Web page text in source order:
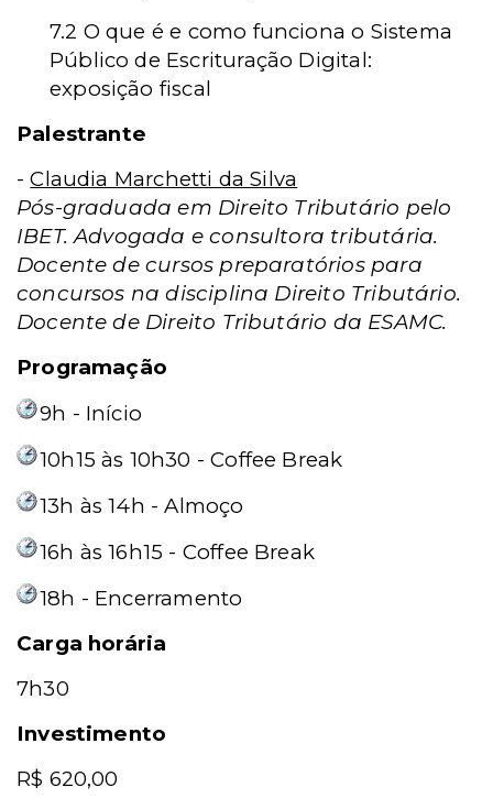
7.2 O que é e como funciona o Sistema
Público de Escrituração Digital:
exposição fiscal
Palestrante
-Claudia Marchetti da Silva
Pós-graduada em Direito Tributário pelo
IBET. Advogada e consultora tributária.
Docente de cursos preparatórios para
concursos na disciplina Direito Tributário.
Docente de Direito Tributário da ESAMC.
Programação
9h - Início
10h15 às 10h30 - Coffee Break
13h às 14h - Almoço
16h às 16h15 - Coffee Break
18h - Encerramento
Carga horária
7h30
Investimento
R$ 620,00